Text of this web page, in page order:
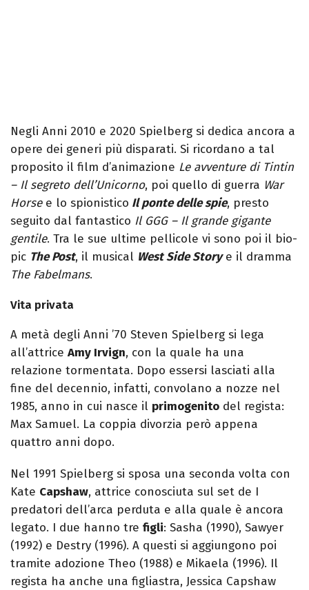
Negli Anni 2010 e 2020 Spielberg si dedica ancora a
opere dei generi più disparati. Si ricordano a tal
proposito il film d’animazione Le avventure di Tintin
– Il segreto dell’Unicorno, poi quello di guerra War
Horsee lo spionistico Il ponte delle spie, presto
seguito dal fantastico Il GGG – Il grande gigante
gentile. Tra le sue ultime pellicole vi sono poi il bio-
pic The Post, il musical West Side Storye il dramma
The Fabelmans.
Vita privata
A metà degli Anni ’70 Steven Spielberg si lega
all’attrice Amy Irvign, con la quale ha una
relazione tormentata. Dopo essersi lasciati alla
fine del decennio, infatti, convolano a nozze nel
1985, anno in cui nasce il primogenito del regista:
Max Samuel. La coppia divorzia però appena
quattro anni dopo.
Nel 1991 Spielberg si sposa una seconda volta con
Kate Capshaw, attrice conosciuta sul set de I
predatori dell’arca perduta e alla quale è ancora
legato. I due hanno tre figli: Sasha (1990), Sawyer
(1992) e Destry (1996). A questi si aggiungono poi
tramite adozione Theo (1988) e Mikaela (1996). Il
regista ha anche una figliastra, Jessica Capshaw